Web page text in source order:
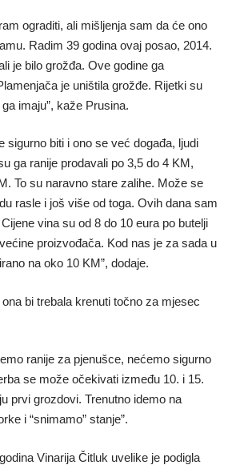
ograditi, ali mišljenja sam da će ono
Radim 39 godina ovaj posao, 2014.
je bilo grožđa. Ove godine ga
je uništila grožđe. Rijetki su
imaju”, kaže Prusina.
sigurno biti i ono se već događa, ljudi
ga ranije prodavali po 3,5 do 4 KM,
To su naravno stare zalihe. Može se
rasle i još više od toga. Ovih dana sam
vina su od 8 do 10 eura po butelji
proizvođača. Kod nas je za sada u
na oko 10 KM”, dodaje.
bi trebala krenuti točno za mjesec
ranije za pjenušce, nećemo sigurno
se može očekivati između 10. i 15.
prvi grozdovi. Trenutno idemo na
i “snimamo” stanje”.
Vinarija Čitluk uvelike je podigla